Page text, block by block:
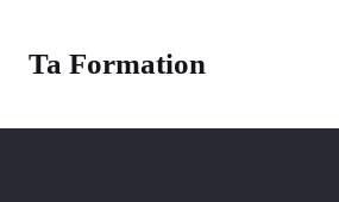
contenuTa Formation